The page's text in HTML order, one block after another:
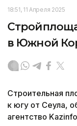
18:51, 11 Апреля 2025
в Южной
Строительная
к югу от Сеула,
агентство